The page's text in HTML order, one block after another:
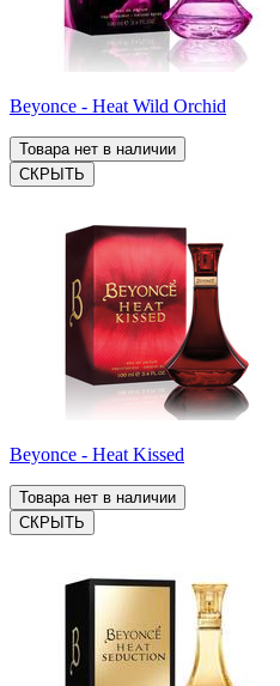
Beyonce - Heat Wild Orchid
Товара нет в наличии
СКРЫТЬ
Beyonce - Heat Kissed
Товара нет в наличии
СКРЫТЬ